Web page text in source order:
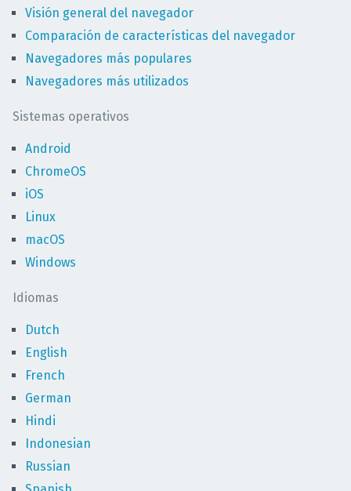
Visión general del navegador
Comparación de características del navegador
Navegadores más populares
Navegadores más utilizados
Sistemas operativos
Android
ChromeOS
iOS
Linux
macOS
Windows
Idiomas
Dutch
English
French
German
Hindi
Indonesian
Russian